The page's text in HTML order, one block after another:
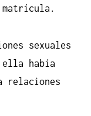
matrícula.
sexuales
ella había
relaciones